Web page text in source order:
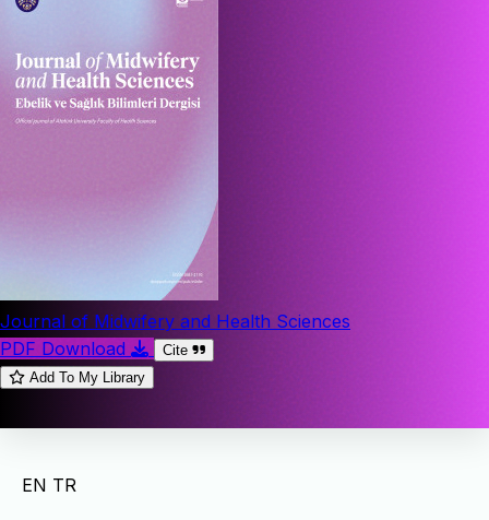
Journal of Midwifery and Health Sciences
PDF Download
Cite
Add To My Library
EN TR